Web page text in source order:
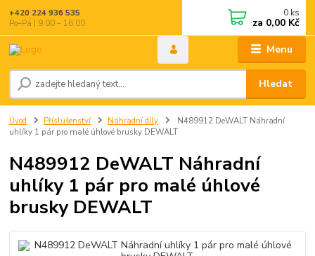
Menu
Hledat
+420 224 936 535
Po–Pá | 9:00 – 16:00
0 ks
za 0,00 Kč
Úvod Příslušenství Náhradní díly
N489912 DeWALT Náhradní
uhlíky 1 pár pro malé úhlové brusky DEWALT
N489912 DeWALT Náhradní
uhlíky 1 pár pro malé úhlové
brusky DEWALT